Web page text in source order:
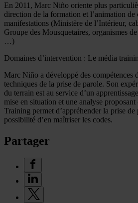
En 2011, Marc Niño oriente plus
direction de la formation et l’animation de
manifestations (Ministère de l’Intérieur,
Groupe des Mousquetaires, organismes
…)
Domaines d’intervention : Le média
Marc Niño a développé des compétences
techniques de la prise de parole. Son
du terrain est au service d’un
mise en situation et une analyse
Training permet d’appréhender la prise de
possibilité d’en maîtriser les codes.
Partager